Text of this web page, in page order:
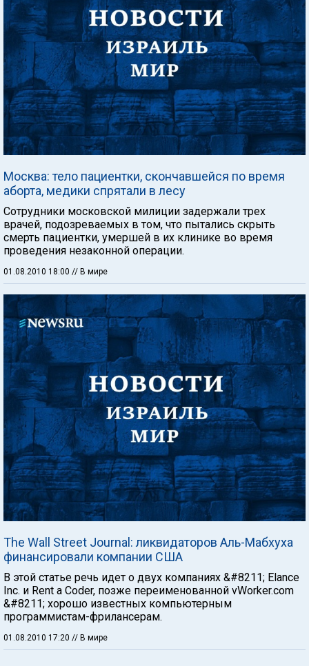
Москва: тело пациентки, скончавшейся по время
аборта, медики спрятали в лесу
Сотрудники московской милиции задержали трех
врачей, подозреваемых в том, что пытались скрыть
смерть пациентки, умершей в их клинике во время
проведения незаконной операции.
01.08.2010 18:00 // В мире
The Wall Street Journal: ликвидаторов Аль-Мабхуха
финансировали компании США
В этой статье речь идет о двух компаниях &#8211; Elance
Inc. и Rent a Coder, позже переименованной vWorker.com
&#8211; хорошо известных компьютерным
программистам-фрилансерам.
01.08.2010 17:20 // В мире